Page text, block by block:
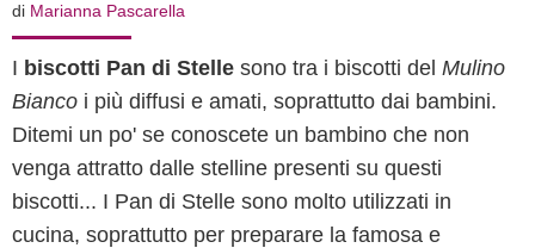
di Marianna Pascarella
I biscotti Pan di Stelle sono tra i biscotti del Mulino
Bianco i più diffusi e amati, soprattutto dai bambini.
Ditemi un po' se conoscete un bambino che non
venga attratto dalle stelline presenti su questi
biscotti... I Pan di Stelle sono molto utilizzati in
cucina, soprattutto per preparare la famosa e